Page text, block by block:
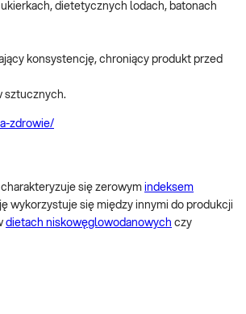
dietetycznych lodach, batonach
konsystencję, chroniący produkt przed
sztucznych.
zdrowie/
się zerowym indeksem
wykorzystuje się między innymi do produkcji
dietach niskowęglowodanowych czy